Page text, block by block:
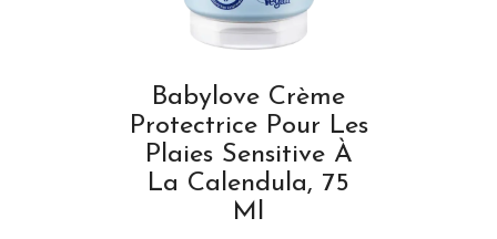
Babylove Crème
Protectrice Pour Les
Plaies Sensitive À
La Calendula, 75
Ml